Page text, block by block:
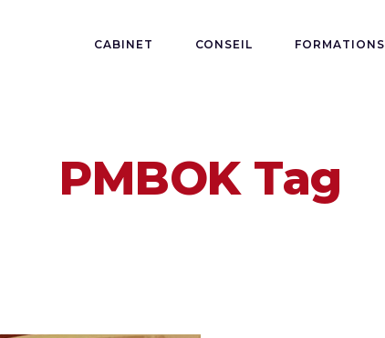
CABINET CONSEIL FORMATIONS
PMBOK Tag